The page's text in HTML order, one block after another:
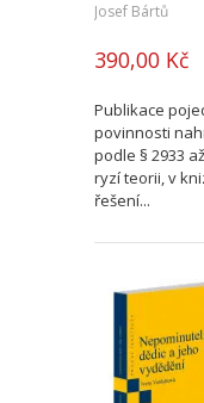
Josef Bártů
390,00 Kč
Publikace
povinnosti
podle § 2933
ryzí teorii, v
řešení...